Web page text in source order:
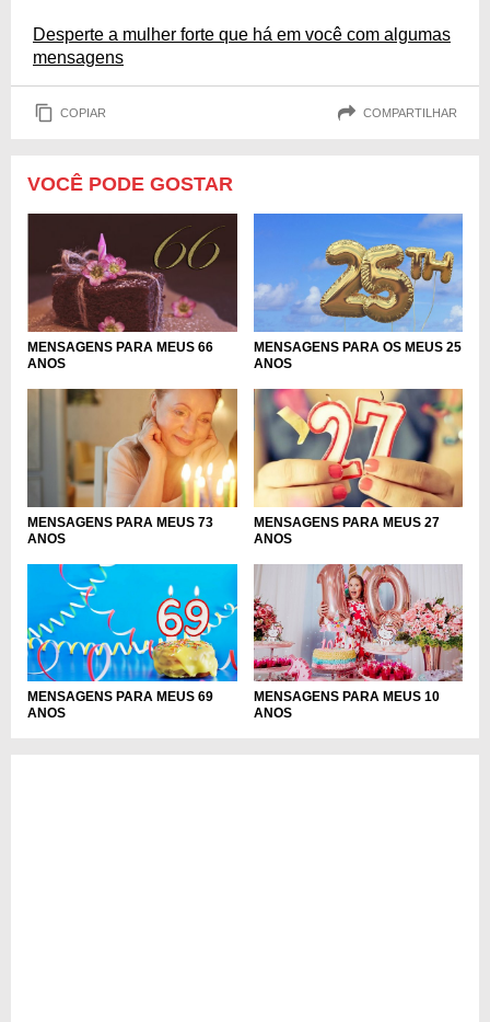
Desperte a mulher forte que há em você com algumas
mensagens
COPIAR COMPARTILHAR
VOCÊ PODE GOSTAR
MENSAGENS PARA MEUS 66
ANOS
MENSAGENS PARA OS MEUS 25
ANOS
MENSAGENS PARA MEUS 73
ANOS
MENSAGENS PARA MEUS 27
ANOS
MENSAGENS PARA MEUS 69
ANOS
MENSAGENS PARA MEUS 10
ANOS